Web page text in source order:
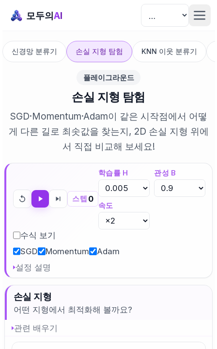
모두의AI
신경망 분류기 손실 지형 탐험 KNN 이웃 분류기
플레이그라운드
손실 지형 탐험
SGD·Momentum·Adam이 같은 시작점에서 어떻
게 다른 길로 최솟값을 찾는지, 2D 손실 지형 위에
서 직접 비교해 보세요!
스텝 0
학습률 Η 관성 Β
속도
수식 보기
SGD
Momentum
Adam
설정 설명
손실 지형
어떤 지형에서 최적화해 볼까요?
관련 배우기